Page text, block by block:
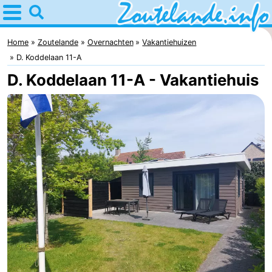
Home
Zoutelande
Tips
Voor
kinderen
Webcam
Webcam
Langstraat
Webcam
Strand
Overnachten
Appartementen
Bed
Home Zoutelande Overnachten
Vakantiehuizen
D. Koddelaan 11-A
D. Koddelaan 11-A - Vakantiehuis